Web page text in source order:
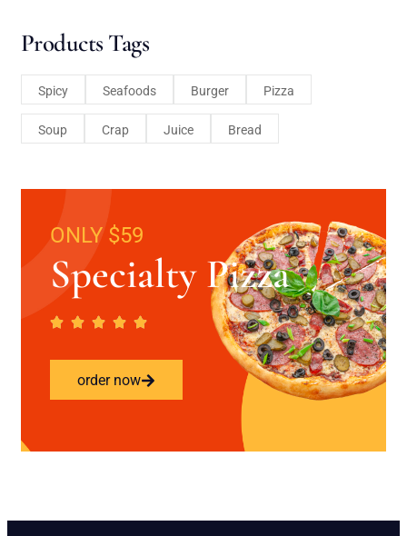
Products Tags
Spicy Seafoods Burger Pizza
Soup Crap Juice Bread
ONLY $59
Specialty Pizza
order now